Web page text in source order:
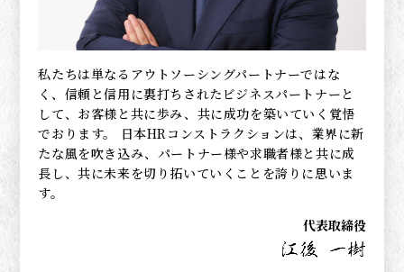
私たちは単なるアウトソーシングパートナーではな
く、信頼と信用に裏打ちされたビジネスパートナーと
して、お客様と共に歩み、共に成功を築いていく覚悟
でおります。 日本HRコンストラクションは、業界に新
たな風を吹き込み、パートナー様や求職者様と共に成
長し、共に未来を切り拓いていくことを誇りに思いま
す。
代表取締役